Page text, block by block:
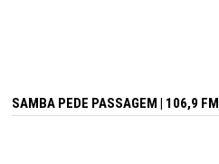
SAMBA PEDE PASSAGEM | 106,9 FM